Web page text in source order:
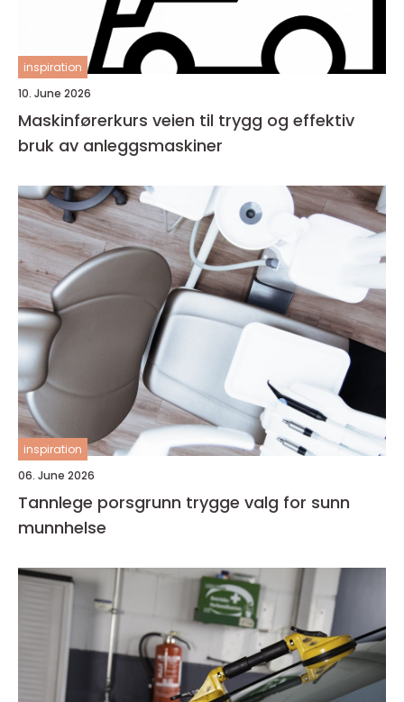
inspiration
10. June 2026
Maskinførerkurs veien til trygg og effektiv
bruk av anleggsmaskiner
inspiration
06. June 2026
Tannlege porsgrunn trygge valg for sunn
munnhelse